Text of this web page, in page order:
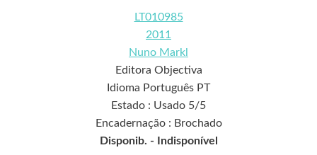
LT010985
2011
Nuno Markl
Editora Objectiva
Idioma Português PT
Estado : Usado 5/5
Encadernação : Brochado
Disponib. -
Indisponível